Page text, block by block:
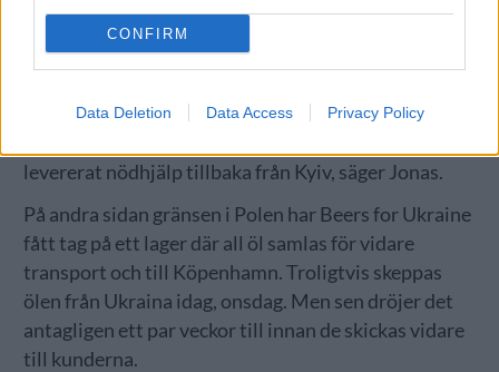
CONFIRM
Data Deletion Data Access Privacy Policy
Kyiv Local Brewery and Varvar brewery. Och trots
att det råder ett krig så verkar leveranserna kunna
lösa sig.
– Jag trodde inte att det skulle vara möjligt, men
levererat nödhjälp tillbaka från Kyiv, säger Jonas.
På andra sidan gränsen i Polen har Beers for Ukraine
fått tag på ett lager där all öl samlas för vidare
transport och till Köpenhamn. Troligtvis skeppas
ölen från Ukraina idag, onsdag. Men sen dröjer det
antagligen ett par veckor till innan de skickas vidare
till kunderna.